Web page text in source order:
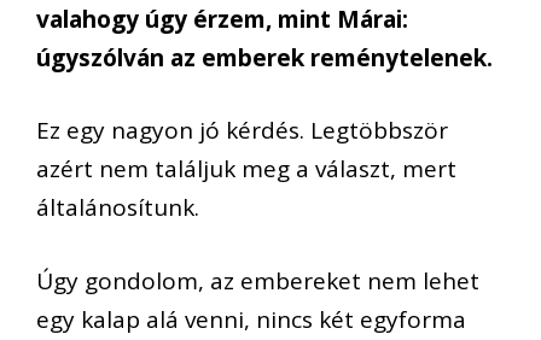
valahogy úgy érzem, mint Márai:
úgyszólván az emberek reménytelenek.
Ez egy nagyon jó kérdés. Legtöbbször
azért nem találjuk meg a választ, mert
általánosítunk.
Úgy gondolom, az embereket nem lehet
egy kalap alá venni, nincs két egyforma